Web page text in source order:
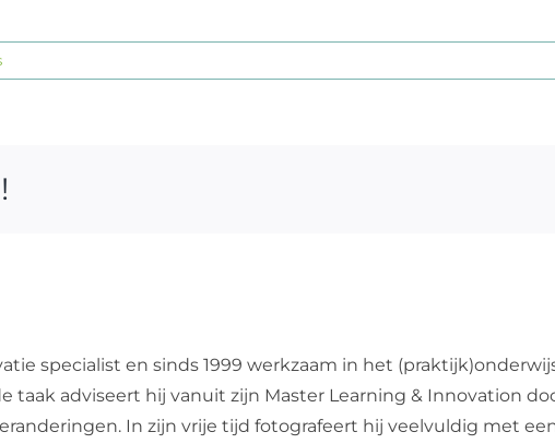
specialist en sinds 1999 werkzaam in het
taak adviseert hij vanuit zijn Master Learning & Innovation
In zijn vrije tijd fotografeert hij veelvuldig met